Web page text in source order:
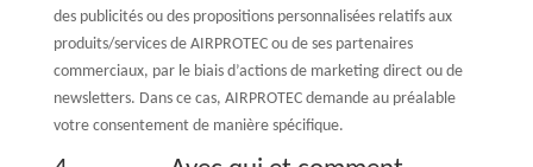
des publicités ou des propositions personnalisées relatifs aux
produits/services de AIRPROTEC ou de ses partenaires
commerciaux, par le biais d’actions de marketing direct ou de
newsletters. Dans ce cas, AIRPROTEC demande au préalable
votre consentement de manière spécifique.